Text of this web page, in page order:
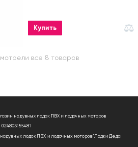
Купить
все 8 товаров
надувных лодок ПВХ и лодочных моторов
лодок ПВХ и лодочных моторов "Лодки Деда